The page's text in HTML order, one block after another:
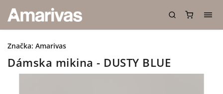
Dámska mikina - DUSTY BLUE
Značka: Amarivas